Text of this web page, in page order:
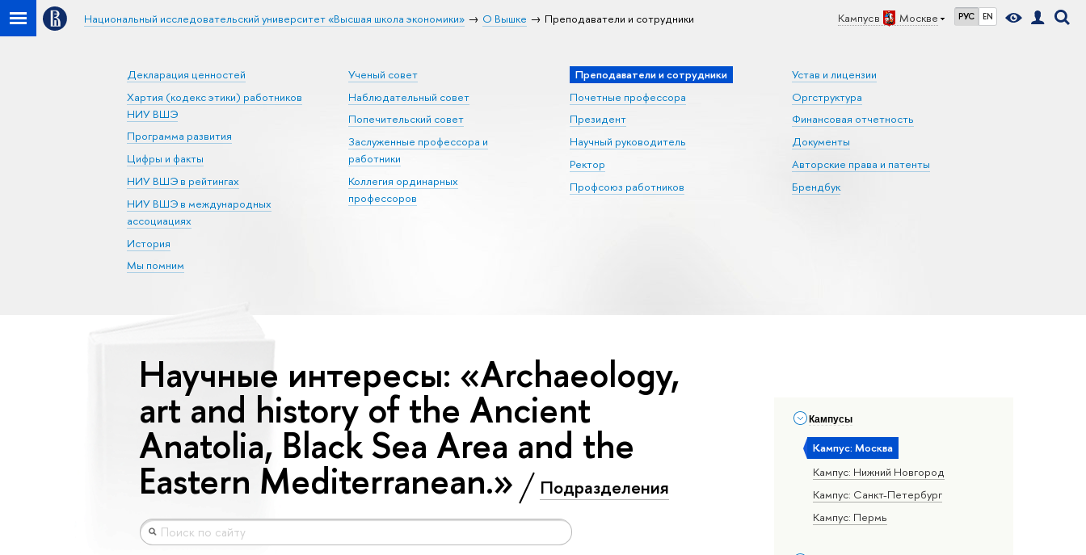
Кампус в Москве РУС EN
Национальный исследовательский университет «Высшая школа экономики» О Вышке Преподаватели и сотрудники
Декларация ценностей
Хартия (кодекс этики) работников
НИУ ВШЭ
Программа развития
Цифры и факты
НИУ ВШЭ в рейтингах
НИУ ВШЭ в международных
ассоциациях
История
Мы помним
Ученый совет
Наблюдательный совет
Попечительский совет
Заслуженные профессора и
работники
Коллегия ординарных
профессоров
Преподаватели и сотрудники
Почетные профессора
Президент
Научный руководитель
Ректор
Профсоюз работников
Устав и лицензии
Оргструктура
Финансовая отчетность
Документы
Авторские права и патенты
Брендбук
Кампусы
Кампус: Москва
Кампус: Нижний Новгород
Кампус: Санкт-Петербург
Кампус: Пермь
Научные интересы: «Archaeology,
art and history of the Ancient
Anatolia, Black Sea Area and the
Eastern Mediterranean.» Подразделения